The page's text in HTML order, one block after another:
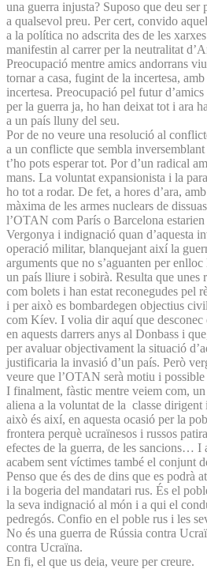
una guerra injusta? Suposo que deu ser
a qualsevol preu. Per cert, convido
a la política no adscrita des de les
manifestin al carrer per la neutralitat
Preocupació mentre amics andorrans
tornar a casa, fugint de la incertesa,
incertesa. Preocupació pel futur
per la guerra ja, ho han deixat tot i ara
a un país lluny del seu.
Por de no veure una resolució al
a un conflicte que sembla inversemblant
t’ho pots esperar tot. Por d’un radical
mans. La voluntat expansionista i la
ho tot a rodar. De fet, a hores d’ara,
màxima de les armes nuclears de
l’OTAN com París o Barcelona
Vergonya i indignació quan d’aquesta
operació militar, blanquejant així la
arguments que no s’aguanten per
un país lliure i sobirà. Resulta que unes
com bolets i han estat reconegudes pel
i per això es bombardegen objectius
com Kíev. I volia dir aquí que desconec
en aquests darrers anys al Donbass i
per avaluar objectivament la situació
justificaria la invasió d’un país. Però
veure que l’OTAN serà motiu i
I finalment, fàstic mentre veiem com,
aliena a la voluntat de la classe
això és així, en aquesta ocasió per la
frontera perquè ucraïnesos i russos
efectes de la guerra, de les sancions… I
acabem sent víctimes també el conjunt
Penso que és des de dins que es podrà
i la bogeria del mandatari rus. És el
la seva indignació al món i a qui el
pedregós. Confio en el poble rus i les
No és una guerra de Rússia contra
contra Ucraïna.
En fi, el que us deia, veure per creure.